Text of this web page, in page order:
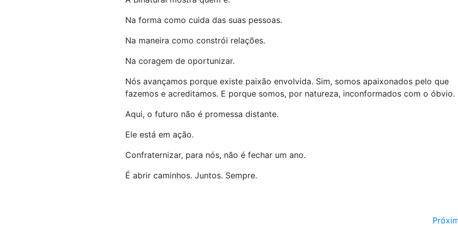
Na forma como cuida das suas pessoas.
Na maneira como constrói relações.
Na coragem de oportunizar.
Nós avançamos porque existe paixão envolvida. Sim, somos apaixonados pelo que
fazemos e acreditamos. E porque somos, por natureza, inconformados com o óbvio.
Aqui, o futuro não é promessa distante.
Ele está em ação.
Confraternizar, para nós, não é fechar um ano.
É abrir caminhos. Juntos. Sempre.